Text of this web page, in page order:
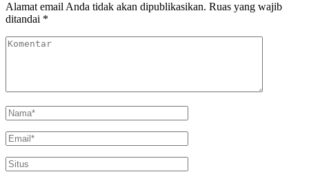
Alamat email Anda tidak akan dipublikasikan. Ruas yang wajib
ditandai *